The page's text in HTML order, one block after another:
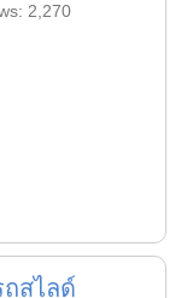
2,270
สไลด์